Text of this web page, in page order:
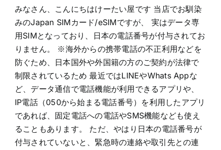
みなさん、こんにちはけーたい屋です 当店でお馴染
みのJapan SIMカード/eSIMですが、 実はデータ専
用SIMとなっており、日本の電話番号が付与されてお
りません。 ※海外からの携帯電話の不正利用などを
防ぐため、日本国外や外国籍の方のご契約が法律で
制限されているため 最近ではLINEやWhats Appな
ど、データ通信で電話機能が利用できるアプリや、
IP電話（050から始まる電話番号）を利用したアプリ
であれば、固定電話への電話やSMS機能なども使え
ることもあります。 ただ、やはり日本の電話番号が
付与されていないと、緊急時の連絡や取引先との連